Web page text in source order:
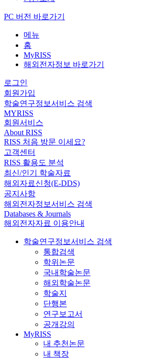
PC 버전 바로가기
메뉴
홈
MyRISS
해외전자정보 바로가기
로그인
회원가입
학술연구정보서비스 검색
MYRISS
회원서비스
About RISS
RISS 처음 방문 이세요?
고객센터
RISS 활용도 분석
최신/인기 학술자료
해외자료신청(E-DDS)
공지사항
해외전자정보서비스 검색
Databases & Journals
해외전자자료 이용안내
학술연구정보서비스 검색
통합검색
학위논문
국내학술논문
해외학술논문
학술지
단행본
연구보고서
공개강의
MyRISS
내 추천논문
내 책장